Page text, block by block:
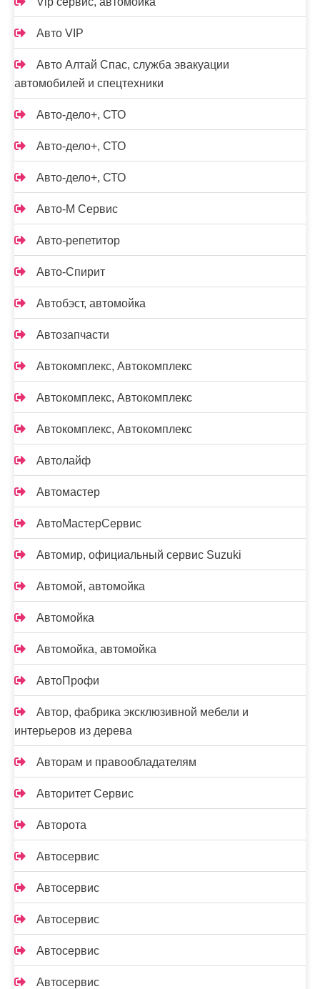
Авто VIP
Авто Алтай Спас, служба эвакуации
автомобилей и спецтехники
Авто-дело+, СТО
Авто-дело+, СТО
Авто-дело+, СТО
Авто-М Сервис
Авто-репетитор
Авто-Спирит
Автобэст, автомойка
Автозапчасти
Автокомплекс, Автокомплекс
Автокомплекс, Автокомплекс
Автокомплекс, Автокомплекс
Автолайф
Автомастер
АвтоМастерСервис
Автомир, официальный сервис Suzuki
Автомой, автомойка
Автомойка
Автомойка, автомойка
АвтоПрофи
Автор, фабрика эксклюзивной мебели и
интерьеров из дерева
Авторам и правообладателям
Авторитет Сервис
Авторота
Автосервис
Автосервис
Автосервис
Автосервис
Автосервис